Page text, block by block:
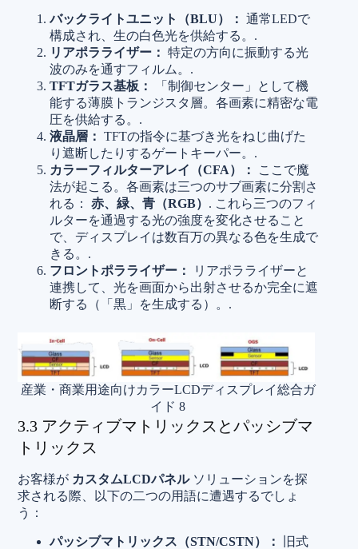
バックライトユニット（BLU）： 通常LEDで
構成され、生の白色光を供給する。.
リアポラライザー： 特定の方向に振動する光
波のみを通すフィルム。.
TFTガラス基板：
「制御センター」として機
能する薄膜トランジスタ層。各画素に精密な電
圧を供給する。.
液晶層： TFTの指令に基づき光をねじ曲げた
り遮断したりするゲートキーパー。.
カラーフィルターアレイ（CFA）：
ここで魔
法が起こる。各画素は三つのサブ画素に分割さ
れる： 赤、緑、青（RGB） . これら三つのフィ
ルターを通過する光の強度を変化させること
で、ディスプレイは数百万の異なる色を生成で
きる。.
フロントポラライザー：
リアポラライザーと
連携して、光を画面から出射させるか完全に遮
断する（「黒」を生成する）。.
産業・商業用途向けカラーLCDディスプレイ総合ガ
イド 8
3.3 アクティブマトリックスとパッシブマ
トリックス
お客様が カスタムLCDパネルソリューションを探
求される際、以下の二つの用語に遭遇するでしょ
う：
パッシブマトリックス（STN/CSTN）：
旧式